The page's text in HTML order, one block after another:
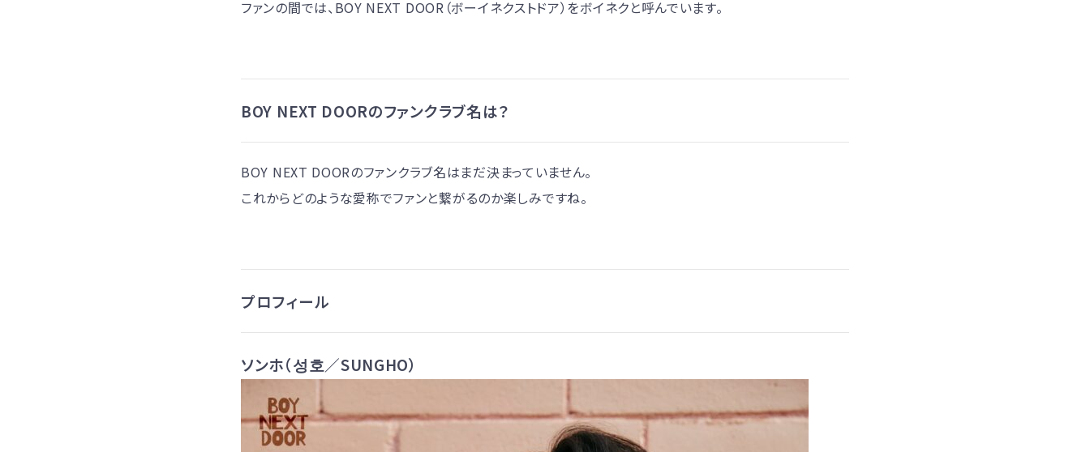
ファンの間では、BOY NEXT DOOR（ボーイネクストドア）をボイネクと呼んでいます。
BOY NEXT DOORのファンクラブ名は？
BOY NEXT DOORのファンクラブ名はまだ決まっていません。
これからどのような愛称でファンと繋がるのか楽しみですね。
プロフィール
ソンホ（성호／SUNGHO）